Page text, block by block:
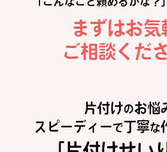
まずはお気
ご相談くだ
片付けのお悩
スピーディーで丁寧な